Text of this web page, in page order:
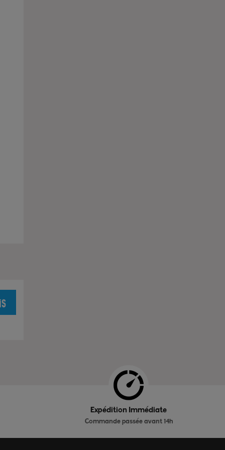
Expédition Immédiate
Commande passée avant 14h